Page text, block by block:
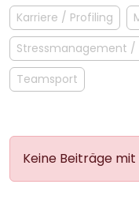
Karriere / Profiling
Stressmanagement /
Teamsport
Keine Beiträge